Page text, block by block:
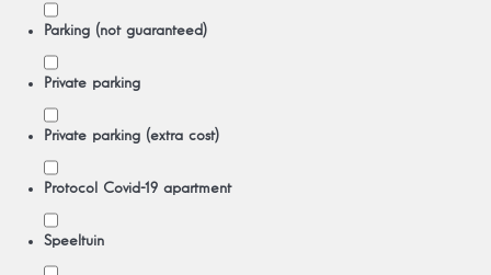
Parking (not guaranteed)
Private parking
Private parking (extra cost)
Protocol Covid-19 apartment
Speeltuin